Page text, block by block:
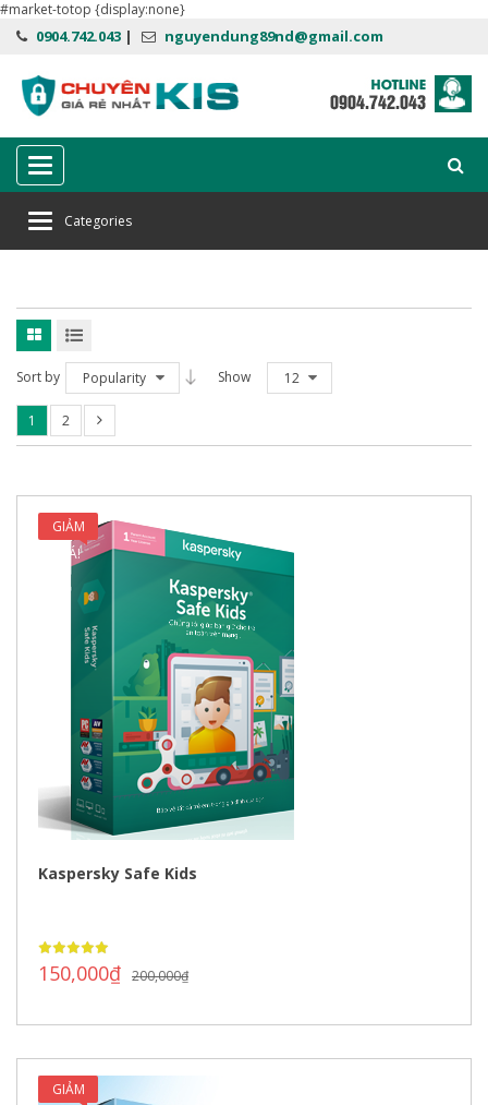
#market-totop {display:none}
0904.742.043 | nguyendung89nd@gmail.com
Categories
Categories
Home Phần mềm diệt virus Kaspersky
Sort by Popularity Show 12
1 2
GIẢM
GIÁ!
Kaspersky Safe Kids
200,000₫
150,000₫
GIẢM